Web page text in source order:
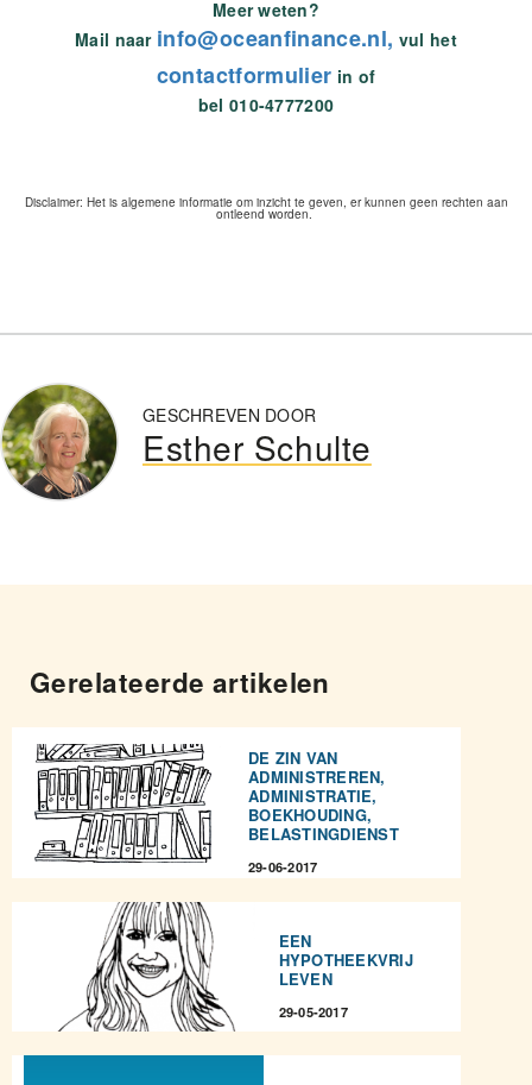
Meer weten?
Mail naar info@oceanfinance.nl, vul het
contactformulier in of
bel 010-4777200
Disclaimer: Het is algemene informatie om inzicht te geven, er kunnen geen rechten aan
ontleend worden.
GESCHREVEN DOOR
Esther Schulte
Gerelateerde artikelen
DE ZIN VAN
ADMINISTREREN,
ADMINISTRATIE,
BOEKHOUDING,
BELASTINGDIENST
29-06-2017
EEN
HYPOTHEEKVRIJ
LEVEN
29-05-2017